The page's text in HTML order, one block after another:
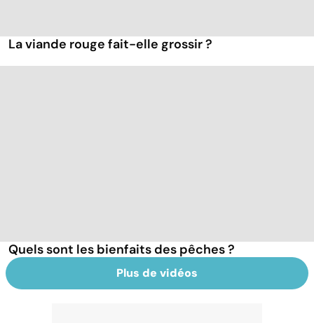
La viande rouge fait-elle grossir ?
Quels sont les bienfaits des pêches ?
Plus de vidéos